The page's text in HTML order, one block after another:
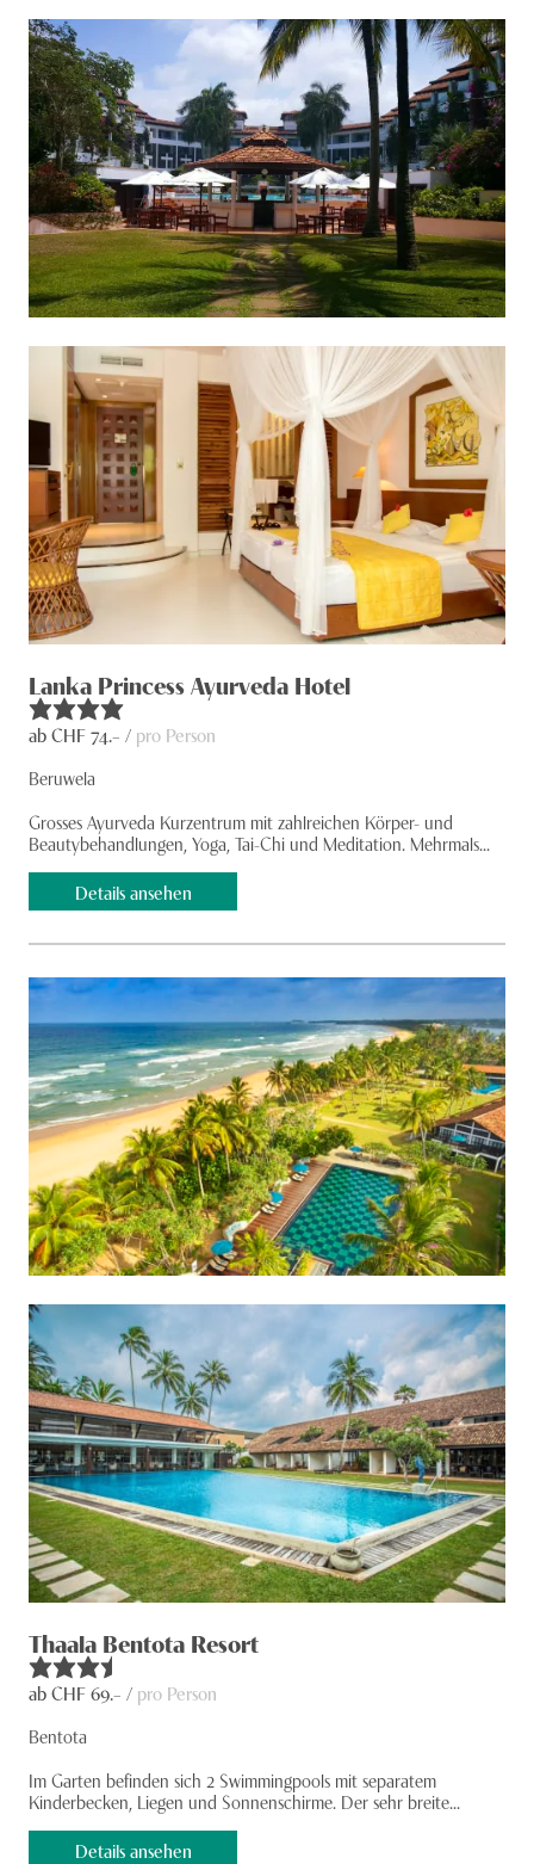
Lanka Princess Ayurveda Hotel
ab CHF74.– / pro Person
Beruwela
Grosses Ayurveda Kurzentrum mit zahlreichen Körper- und
Beautybehandlungen, Yoga, Tai-Chi und Meditation. Mehrmals...
Details ansehen
Thaala Bentota Resort
ab CHF69.– / pro Person
Bentota
Im Garten befinden sich 2 Swim­­ming­pools mit separatem
Kinderbecken, Liegen und Son­nen­­­­schirme. Der sehr breite...
Details ansehen